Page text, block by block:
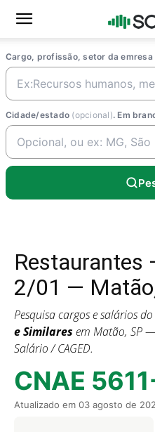
Cargo, profissão, setor da emresa
Cidade/estado (opcional). Em
Restaurantes
2/01 —
Pesquisa cargos e salários
e Similares em Matão, SP
Salário / CAGED.
CNAE
Atualizado em 03 agosto de